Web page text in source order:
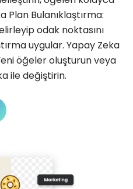
Plan Bulanıklaştırma:
odak noktasını
uygular. Yapay Zeka
öğeler oluşturun veya
ile değiştirin.